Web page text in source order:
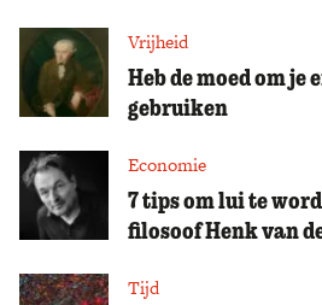
Vrijheid
Heb de moed om je
gebruiken
Economie
7 tips om lui te
filosoof Henk van
Tijd